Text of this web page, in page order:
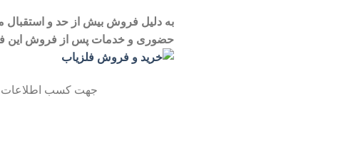
به دلیل فروش بیش از حد و استقبال
حضوری و خدمات پس از فروش این
جهت کسب اطلاعات